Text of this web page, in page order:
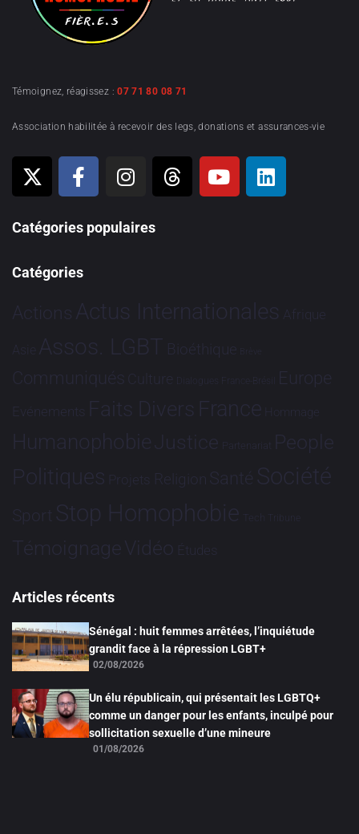
Témoignez, réagissez :07 71 80 08 71
Association habilitée à recevoir des legs, donations et assurances-vie
Catégories populaires
Catégories
Actions Actus Internationales Afrique
Asie Assos. LGBT Bioéthique Brève
Communiqués Culture Dialogues France-Brésil Europe
Evénements Faits Divers France Hommage
HumanophobieJustice Partenariat People
Politiques Projets Religion Santé Société
Sport Stop Homophobie Tech Tribune
TémoignageVidéo Études
Articles récents
Sénégal : huit femmes arrêtées, l’inquiétude
grandit face à la répression LGBT+
02/08/2026
Un élu républicain, qui présentait les LGBTQ+
comme un danger pour les enfants, inculpé pour
sollicitation sexuelle d’une mineure
01/08/2026